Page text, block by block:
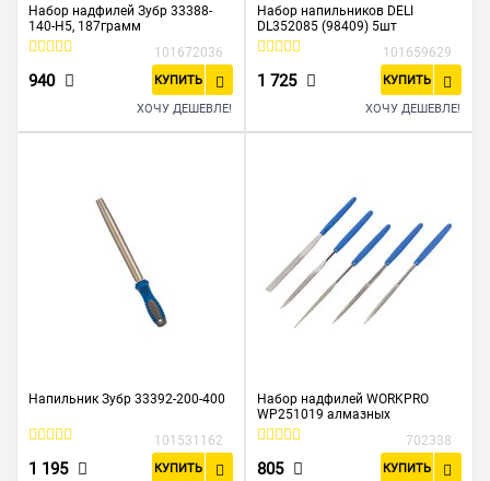
Набор надфилей Зубр 33388-
140-H5, 187грамм
101672036
940 КУПИТЬ
ХОЧУ ДЕШЕВЛЕ!
Набор напильников DELI
DL352085 (98409) 5шт
101659629
1 725 КУПИТЬ
ХОЧУ ДЕШЕВЛЕ!
Напильник Зубр 33392-200-400
101531162
1 195 КУПИТЬ
Набор надфилей WORKPRO
WP251019 алмазных
702338
805 КУПИТЬ